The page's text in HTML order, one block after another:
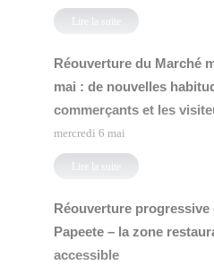
Lire la suite
Réouverture du Marché
mai : de nouvelles
commerçants et les
mercredi 6 mai
Lire la suite
Réouverture progressive
Papeete – la zone
accessible